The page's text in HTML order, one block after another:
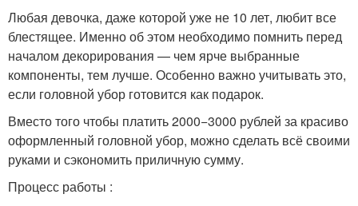
Любая девочка, даже которой уже не 10 лет, любит все
блестящее. Именно об этом необходимо помнить перед
началом декорирования — чем ярче выбранные
компоненты, тем лучше. Особенно важно учитывать это,
если головной убор готовится как подарок.
Вместо того чтобы платить 2000−3000 рублей за красиво
оформленный головной убор, можно сделать всё своими
руками и сэкономить приличную сумму.
Процесс работы :